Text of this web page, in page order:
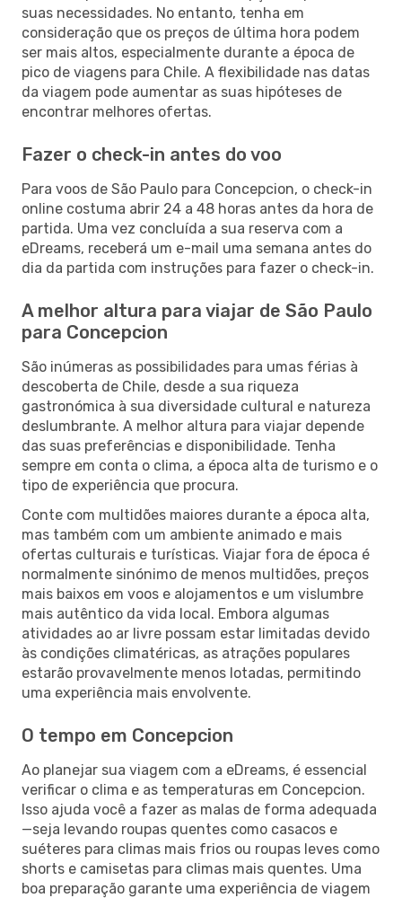
suas necessidades. No entanto, tenha em
consideração que os preços de última hora podem
ser mais altos, especialmente durante a época de
pico de viagens para Chile. A flexibilidade nas datas
da viagem pode aumentar as suas hipóteses de
encontrar melhores ofertas.
Fazer o check-in antes do voo
Para voos de São Paulo para Concepcion, o check-in
online costuma abrir 24 a 48 horas antes da hora de
partida. Uma vez concluída a sua reserva com a
eDreams, receberá um e-mail uma semana antes do
dia da partida com instruções para fazer o check-in.
A melhor altura para viajar de São Paulo
para Concepcion
São inúmeras as possibilidades para umas férias à
descoberta de Chile, desde a sua riqueza
gastronómica à sua diversidade cultural e natureza
deslumbrante. A melhor altura para viajar depende
das suas preferências e disponibilidade. Tenha
sempre em conta o clima, a época alta de turismo e o
tipo de experiência que procura.
Conte com multidões maiores durante a época alta,
mas também com um ambiente animado e mais
ofertas culturais e turísticas. Viajar fora de época é
normalmente sinónimo de menos multidões, preços
mais baixos em voos e alojamentos e um vislumbre
mais autêntico da vida local. Embora algumas
atividades ao ar livre possam estar limitadas devido
às condições climatéricas, as atrações populares
estarão provavelmente menos lotadas, permitindo
uma experiência mais envolvente.
O tempo em Concepcion
Ao planejar sua viagem com a eDreams, é essencial
verificar o clima e as temperaturas em Concepcion.
Isso ajuda você a fazer as malas de forma adequada
—seja levando roupas quentes como casacos e
suéteres para climas mais frios ou roupas leves como
shorts e camisetas para climas mais quentes. Uma
boa preparação garante uma experiência de viagem